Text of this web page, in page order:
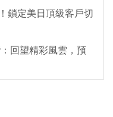
鎖定美日頂級客戶切
回望精彩風雲，預